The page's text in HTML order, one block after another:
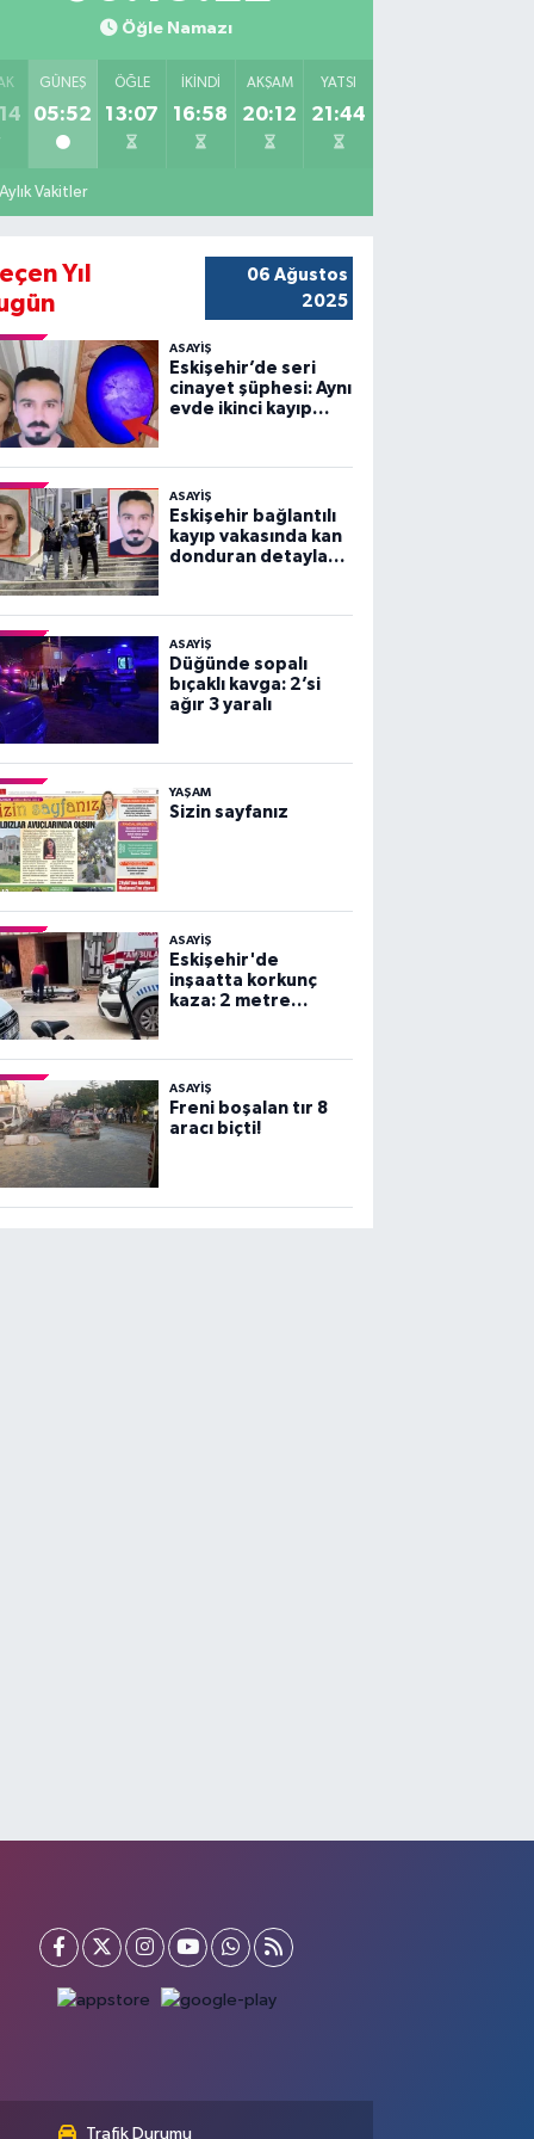
Öğle Namazı
GÜNEŞ
05:52
ÖĞLE
13:07
İKINDI
16:58
AKŞAM
20:12
YATSI
21:44
Aylık Vakitler
Yıl
06 Ağustos
2025
ASAYİŞ
Eskişehir’de seri
cinayet şüphesi: Aynı
evde ikinci kayıp
ASAYİŞ
Eskişehir bağlantılı
kayıp vakasında kan
donduran detaylar
ASAYİŞ
Düğünde sopalı
bıçaklı kavga: 2’si
ağır 3 yaralı
YAŞAM
Sizin sayfanız
ASAYİŞ
Eskişehir'de
inşaatta korkunç
kaza: 2 metre
ASAYİŞ
Freni boşalan tır 8
aracı biçti!
Trafik Durumu